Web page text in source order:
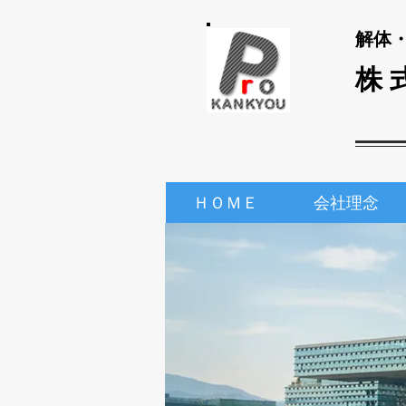
解体
株
ＨＯＭＥ 会社理念